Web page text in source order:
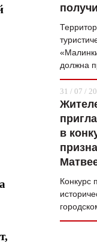
должна
31 / 07 /
в
Конкурс